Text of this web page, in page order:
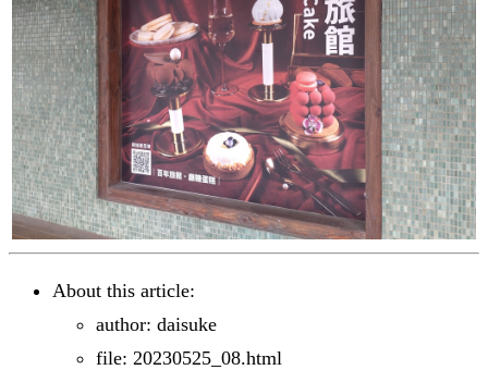
About this article:
author: daisuke
file: 20230525_08.html